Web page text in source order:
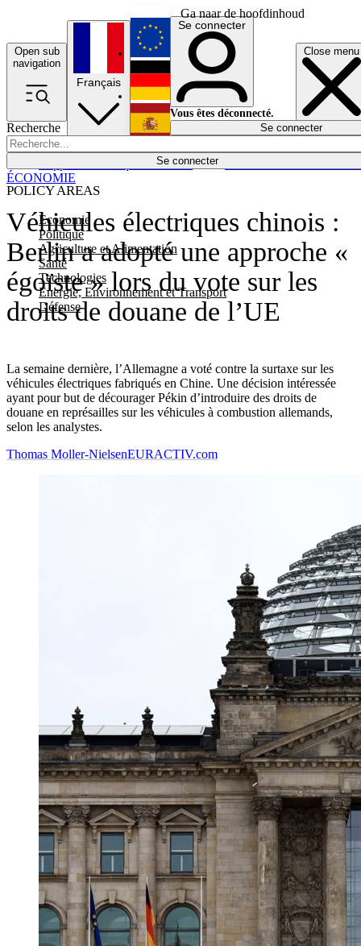
Ga naar de hoofdinhoud
Open sub
navigation
Close menu
Recherche
Se connecter
POLICY AREAS
Economie
Politique
Agriculture et Alimentation
Santé
Technologies
Energie, Environnement et Transport
Défense
Économie
Français
English
Deutsch
Español
Se connecter
Vous êtes déconnecté.
Se connecter
Véhicules électriques chinois :
Berlin a adopté une approche «
égoïste » lors du vote sur les
droits de douane de l’UE
La semaine dernière, l’Allemagne a voté contre la surtaxe sur les
véhicules électriques fabriqués en Chine. Une décision intéressée
ayant pour but de décourager Pékin d’introduire des droits de
douane en représailles sur les véhicules à combustion allemands,
selon les analystes.
ÉCONOMIE
Thomas Moller-NielsenEURACTIV.com